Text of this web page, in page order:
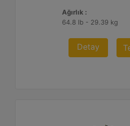
Ağırlık :
64.8 lb - 29.39 kg
Detay